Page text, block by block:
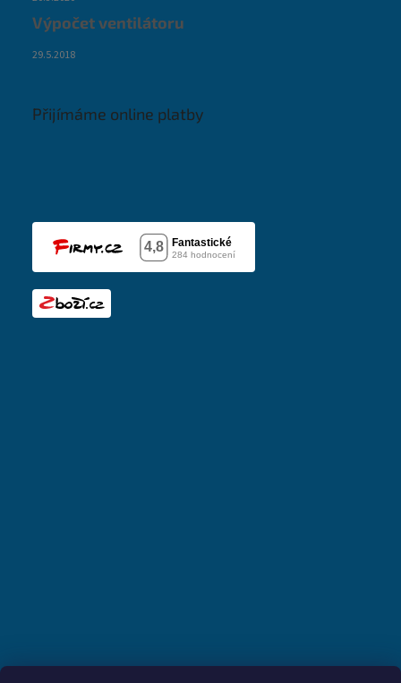
Výpočet ventilátoru
29.5.2018
Přijímáme online platby